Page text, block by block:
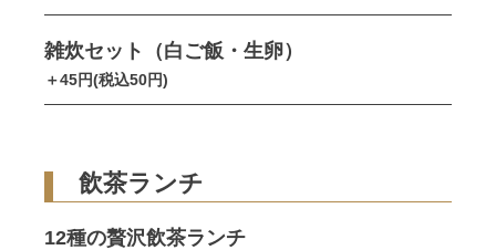
雑炊セット（白ご飯・生卵）
＋45円(税込50円)
飲茶ランチ
12種の贅沢飲茶ランチ